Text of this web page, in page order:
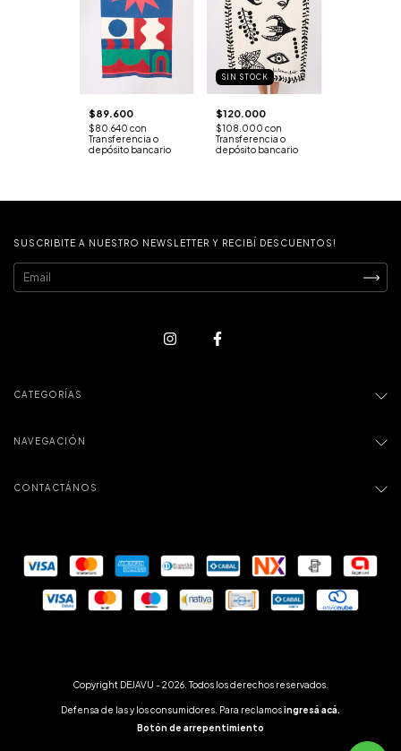
$89.600
$80.640con
Transferencia o
depósito bancario
SIN STOCK
$120.000
$108.000con
Transferencia o
depósito bancario
SUSCRIBITE A NUESTRO NEWSLETTER Y RECIBÍ DESCUENTOS!
CATEGORÍAS
NAVEGACIÓN
CONTACTÁNOS
Copyright DEJAVU - 2026. Todos los derechos reservados.
Defensa de las y los consumidores. Para reclamosingresá acá.
Botón de arrepentimiento